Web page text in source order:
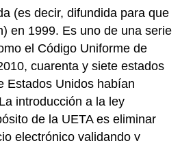
(es decir, difundida para que
en 1999. Es uno de una serie
el Código Uniforme de
cuarenta y siete estados
Estados Unidos habían
introducción a la ley
de la UETA es eliminar
electrónico validando y